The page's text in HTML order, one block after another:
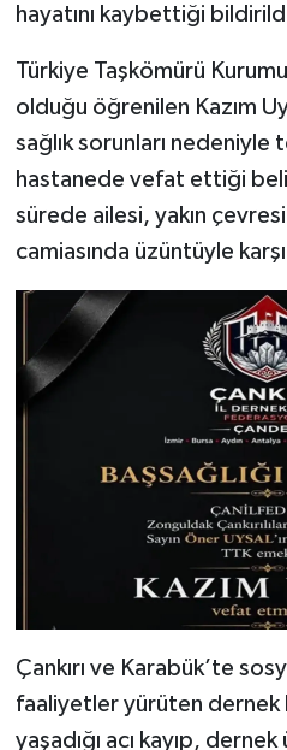
hayatını kaybettiği
Türkiye Taşkömürü
olduğu öğrenilen Kazım
sağlık sorunları
hastanede vefat ettiği
sürede ailesi, yakın
camiasında üzüntüyle
Çankırı ve Karabük’te
faaliyetler yürüten dernek
yaşadığı acı kayıp,